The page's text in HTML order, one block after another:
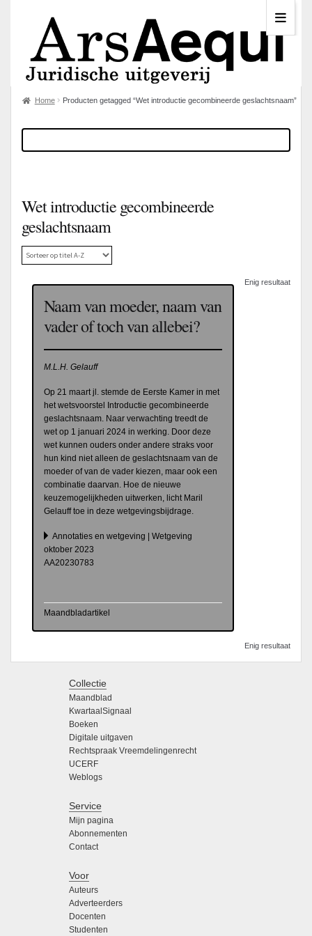
Home Producten getagged “Wet introductie gecombineerde geslachtsnaam”
Wet introductie gecombineerde
geslachtsnaam
Enig resultaat
Naam van moeder, naam van
vader of toch van allebei?
M.L.H. Gelauff
Op 21 maart jl. stemde de Eerste Kamer in met
het wetsvoorstel Introductie gecombineerde
geslachtsnaam. Naar verwachting treedt de
wet op 1 januari 2024 in werking. Door deze
wet kunnen ouders onder andere straks voor
hun kind niet alleen de geslachtsnaam van de
moeder of van de vader kiezen, maar ook een
combinatie daarvan. Hoe de nieuwe
keuzemogelijkheden uitwerken, licht Maril
Gelauff toe in deze wetgevingsbijdrage.
Annotaties en wetgeving | Wetgeving
oktober 2023
AA20230783
Maandbladartikel
Enig resultaat
Collectie
Maandblad
KwartaalSignaal
Boeken
Digitale uitgaven
Rechtspraak Vreemdelingenrecht
UCERF
Weblogs
Service
Mijn pagina
Abonnementen
Contact
Voor
Auteurs
Adverteerders
Docenten
Studenten